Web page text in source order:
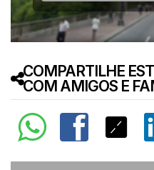
COMPARTILHE
COM AMIGOS E